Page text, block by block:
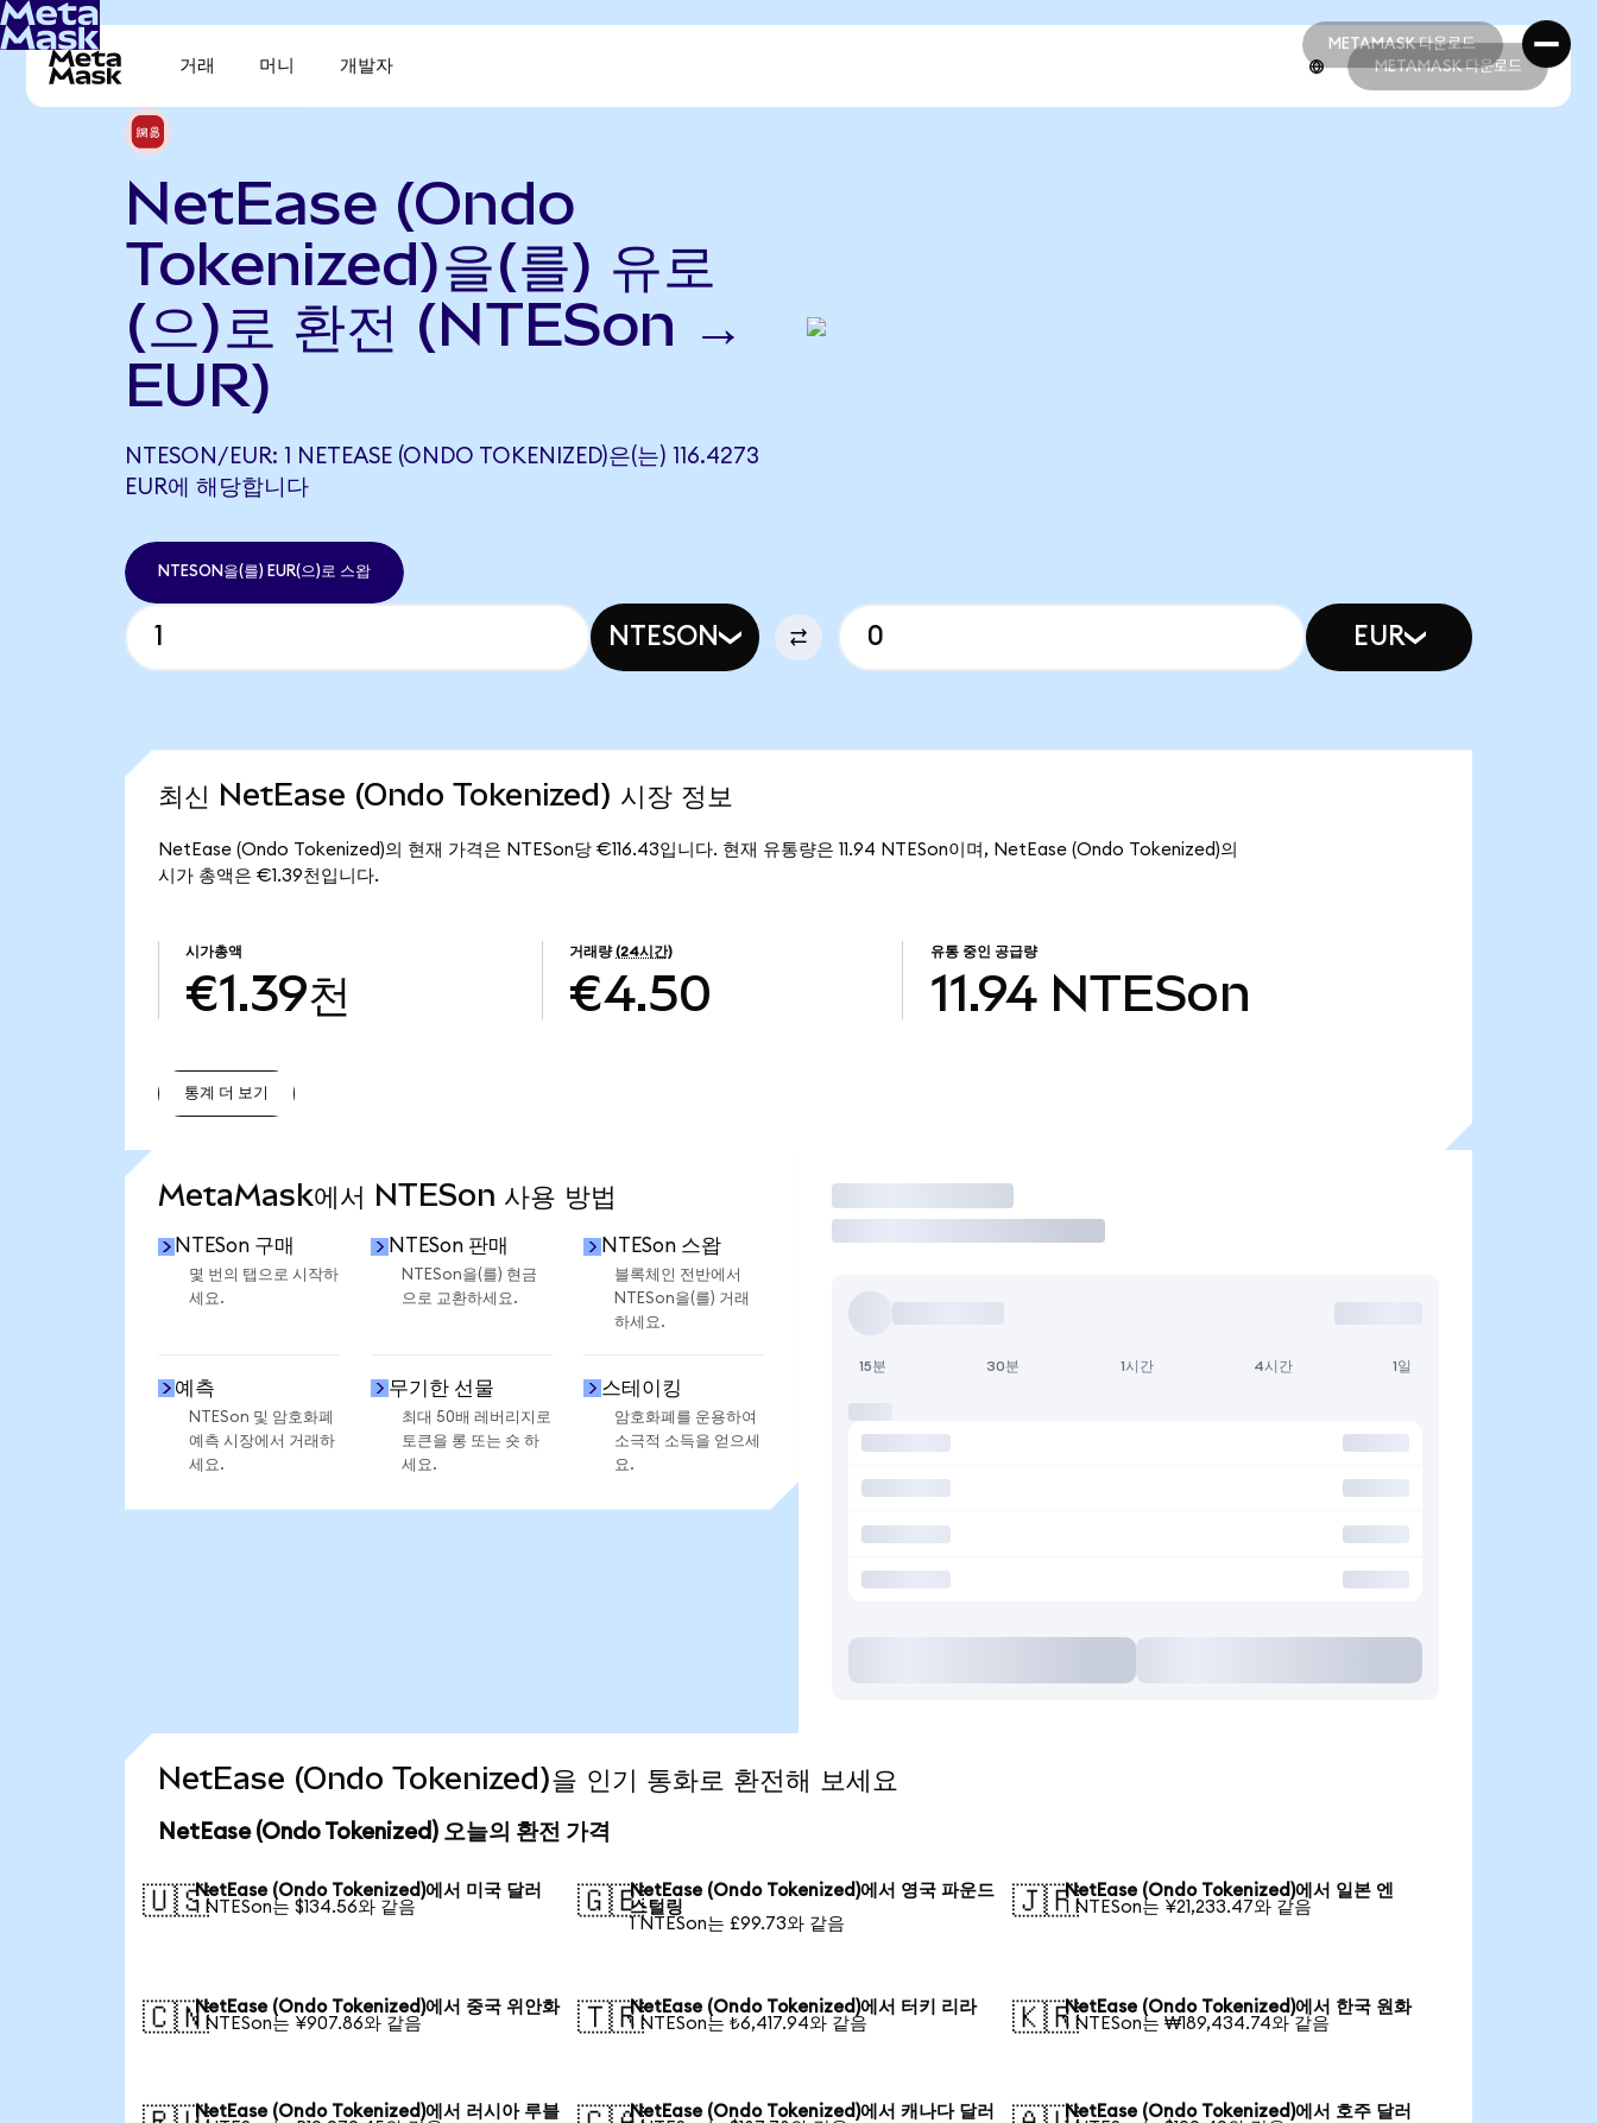
METAMASK 다운로드
METAMASK 다운로드
거래 머니 개발자 METAMASK 다운로드
NetEase (Ondo
Tokenized)을(를) 유로
(으)로 환전 (NTESon →
EUR)
NTESON/EUR: 1 NETEASE (ONDO TOKENIZED)은(는) 116.4273
EUR에 해당합니다
NTESON을(를) EUR(으)로 스왑
NTESON EUR
최신 NetEase (Ondo Tokenized) 시장 정보
NetEase (Ondo Tokenized)의 현재 가격은 NTESon당 €116.43입니다. 현재 유통량은 11.94 NTESon이며, NetEase (Ondo Tokenized)의
시가 총액은 €1.39천입니다.
시가총액
€1.39천
거래량 (24시간)
€4.50
유통 중인 공급량
11.94 NTESon
통계 더 보기
MetaMask에서 NTESon 사용 방법
NTESon 구매
몇 번의 탭으로 시작하
세요.
NTESon 판매
NTESon을(를) 현금
으로 교환하세요.
NTESon 스왑
블록체인 전반에서
NTESon을(를) 거래
하세요.
예측
NTESon 및 암호화폐
예측 시장에서 거래하
세요.
무기한 선물
최대 50배 레버리지로
토큰을 롱 또는 숏 하
세요.
스테이킹
암호화폐를 운용하여
소극적 소득을 얻으세
요.
거래
15분 30분 1시간 4시간 1일
NetEase (Ondo Tokenized)을 인기 통화로 환전해 보세요
NetEase (Ondo Tokenized) 오늘의 환전 가격
🇺🇸NetEase (Ondo Tokenized)에서 미국 달러
1 NTESon는 $134.56와 같음
🇬🇧NetEase (Ondo Tokenized)에서 영국 파운드
스털링
1 NTESon는 £99.73와 같음
🇯🇵NetEase (Ondo Tokenized)에서 일본 엔
1 NTESon는 ¥21,233.47와 같음
🇨🇳NetEase (Ondo Tokenized)에서 중국 위안화
1 NTESon는 ¥907.86와 같음
🇹🇷NetEase (Ondo Tokenized)에서 터키 리라
1 NTESon는 ₺6,417.94와 같음
🇰🇷NetEase (Ondo Tokenized)에서 한국 원화
1 NTESon는 ₩189,434.74와 같음
NetEase (Ondo Tokenized)에서 러시아 루블
NetEase (Ondo Tokenized)에서 캐나다 달러
NetEase (Ondo Tokenized)에서 호주 달러